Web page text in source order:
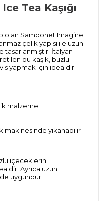
Tea Kaşığı
olan Sambonet Imagine
çelik yapısı ile uzun
İtalyan
bu kaşık, buzlu
yapmak için idealdir.
malzeme
makinesinde yıkanabilir
içeceklerin
Ayrıca uzun
uygundur.